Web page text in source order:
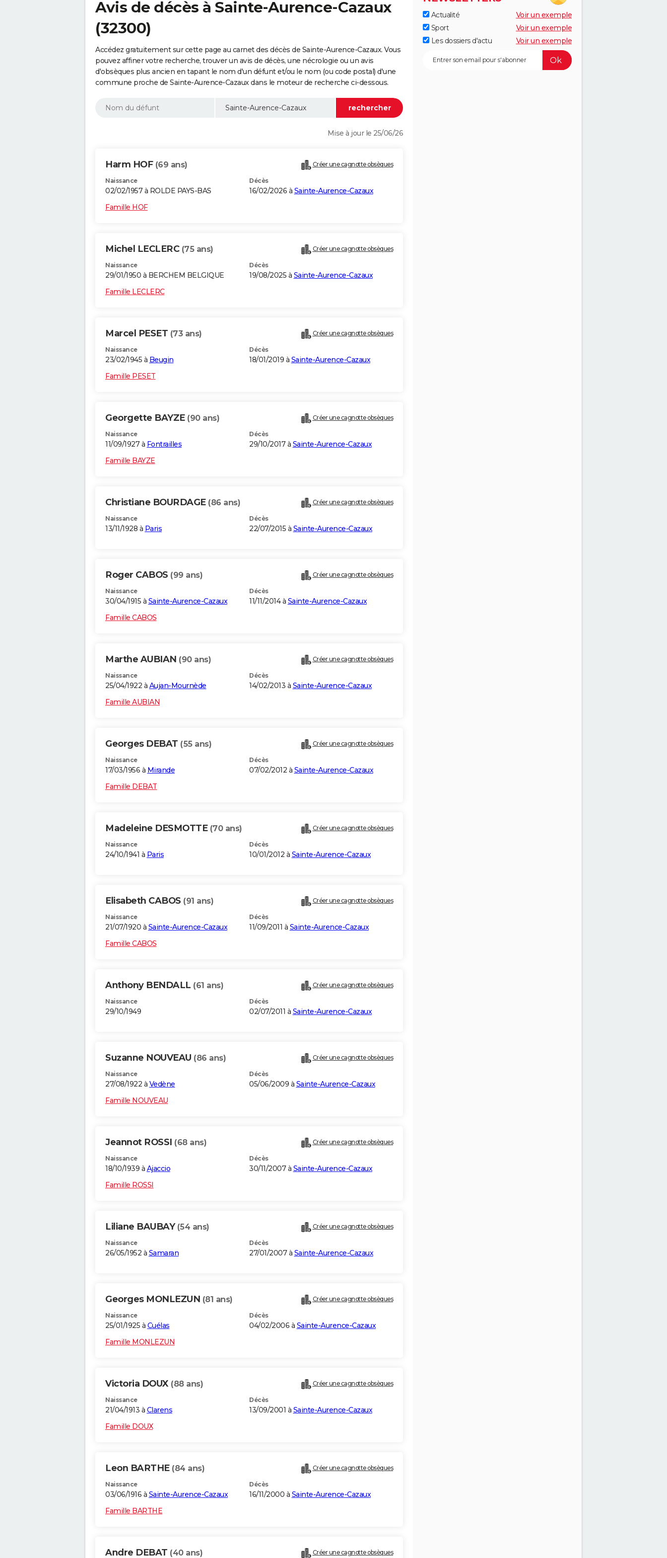
Avis de décès à Sainte-Aurence-Cazaux
(32300)
Accédez gratuitement sur cette page au carnet des décès de Sainte-Aurence-Cazaux. Vous
pouvez affiner votre recherche, trouver un avis de décès, une nécrologie ou un avis
d'obsèques plus ancien en tapant le nom d'un défunt et/ou le nom (ou code postal) d'une
commune proche de Sainte-Aurence-Cazaux dans le moteur de recherche ci-dessous.
Mise à jour le 25/06/26
Harm HOF (69 ans) Créer une cagnotte obsèques
Naissance
02/02/1957 à ROLDE PAYS-BAS
Décès
16/02/2026 à Sainte-Aurence-Cazaux
Famille HOF
Michel LECLERC (75 ans) Créer une cagnotte obsèques
Naissance
29/01/1950 à BERCHEM BELGIQUE
Décès
19/08/2025 à Sainte-Aurence-Cazaux
Famille LECLERC
Marcel PESET (73 ans) Créer une cagnotte obsèques
Naissance
23/02/1945 à Beugin
Décès
18/01/2019 à Sainte-Aurence-Cazaux
Famille PESET
Georgette BAYZE (90 ans) Créer une cagnotte obsèques
Naissance
11/09/1927 à Fontrailles
Décès
29/10/2017 à Sainte-Aurence-Cazaux
Famille BAYZE
Christiane BOURDAGE (86 ans) Créer une cagnotte obsèques
Naissance
13/11/1928 à Paris
Décès
22/07/2015 à Sainte-Aurence-Cazaux
Roger CABOS (99 ans) Créer une cagnotte obsèques
Naissance
30/04/1915 à Sainte-Aurence-Cazaux
Décès
11/11/2014 à Sainte-Aurence-Cazaux
Famille CABOS
Marthe AUBIAN (90 ans) Créer une cagnotte obsèques
Naissance
25/04/1922 à Aujan-Mournède
Décès
14/02/2013 à Sainte-Aurence-Cazaux
Famille AUBIAN
Georges DEBAT (55 ans) Créer une cagnotte obsèques
Naissance
17/03/1956 à Mirande
Décès
07/02/2012 à Sainte-Aurence-Cazaux
Famille DEBAT
Madeleine DESMOTTE (70 ans) Créer une cagnotte obsèques
Naissance
24/10/1941 à Paris
Décès
10/01/2012 à Sainte-Aurence-Cazaux
Elisabeth CABOS (91 ans) Créer une cagnotte obsèques
Naissance
21/07/1920 à Sainte-Aurence-Cazaux
Décès
11/09/2011 à Sainte-Aurence-Cazaux
Famille CABOS
Anthony BENDALL (61 ans) Créer une cagnotte obsèques
Naissance
29/10/1949
Décès
02/07/2011 à Sainte-Aurence-Cazaux
Suzanne NOUVEAU (86 ans) Créer une cagnotte obsèques
Naissance
27/08/1922 à Vedène
Décès
05/06/2009 à Sainte-Aurence-Cazaux
Famille NOUVEAU
Jeannot ROSSI (68 ans) Créer une cagnotte obsèques
Naissance
18/10/1939 à Ajaccio
Décès
30/11/2007 à Sainte-Aurence-Cazaux
Famille ROSSI
Liliane BAUBAY (54 ans) Créer une cagnotte obsèques
Naissance
26/05/1952 à Samaran
Décès
27/01/2007 à Sainte-Aurence-Cazaux
Georges MONLEZUN (81 ans) Créer une cagnotte obsèques
Naissance
25/01/1925 à Cuélas
Décès
04/02/2006 à Sainte-Aurence-Cazaux
Famille MONLEZUN
Victoria DOUX (88 ans) Créer une cagnotte obsèques
Naissance
21/04/1913 à Clarens
Décès
13/09/2001 à Sainte-Aurence-Cazaux
Famille DOUX
Leon BARTHE (84 ans) Créer une cagnotte obsèques
Naissance
03/06/1916 à Sainte-Aurence-Cazaux
Décès
16/11/2000 à Sainte-Aurence-Cazaux
Famille BARTHE
Andre DEBAT (40 ans) Créer une cagnotte obsèques
Actualité
Voir un exemple
Sport
Voir un exemple
Les dossiers d'actu
Voir un exemple